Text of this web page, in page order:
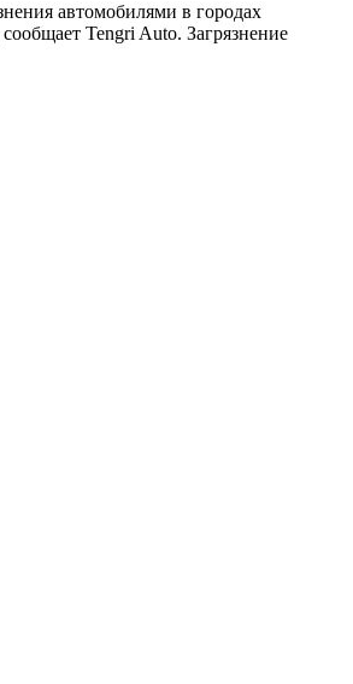
автомобилями в городах
Tengri Auto. Загрязнение